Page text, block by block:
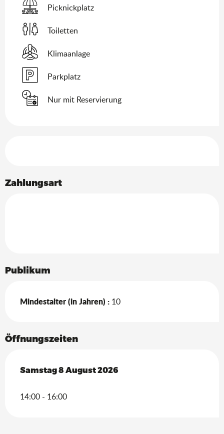
Picknickplatz
Toiletten
Klimaanlage
Parkplatz
Nur mit Reservierung
Zahlungsart
Publikum
Mindestalter (in Jahren) : 10
Öffnungszeiten
Samstag 8 August 2026
Samstag 8 August 2026
14:00 - 16:00